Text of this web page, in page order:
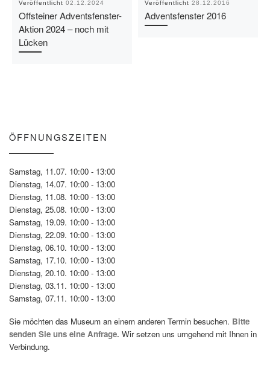
Veröffentlicht 02.12.2024
Offsteiner Adventsfenster-
Aktion 2024 – noch mit
Lücken
Veröffentlicht 28.12.2016
Adventsfenster 2016
ÖFFNUNGSZEITEN
Samstag, 11.07. 10:00 - 13:00
Dienstag, 14.07. 10:00 - 13:00
Dienstag, 11.08. 10:00 - 13:00
Dienstag, 25.08. 10:00 - 13:00
Samstag, 19.09. 10:00 - 13:00
Dienstag, 22.09. 10:00 - 13:00
Dienstag, 06.10. 10:00 - 13:00
Samstag, 17.10. 10:00 - 13:00
Dienstag, 20.10. 10:00 - 13:00
Dienstag, 03.11. 10:00 - 13:00
Samstag, 07.11. 10:00 - 13:00
Sie möchten das Museum an einem anderen Termin besuchen. Bitte
senden Sie uns eine Anfrage. Wir setzen uns umgehend mit Ihnen in
Verbindung.